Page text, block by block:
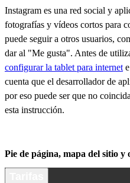
Instagram es una red social y
fotografías y vídeos cortos para
puede seguir a otros usuarios,
dar al "Me gusta". Antes de
configurar la tablet para internet e
cuenta que el desarrollador de
por eso puede ser que no
esta instrucción.
Pie de página, mapa del sitio y